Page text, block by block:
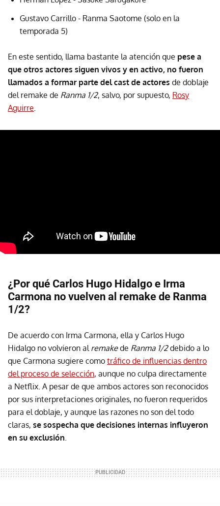
Gustavo Carrillo - Ranma Saotome (solo en la
temporada 5)
En este sentido, llama bastante la atención que pese a
que otros actores siguen vivos y en activo, no fueron
llamados a formar parte del cast de actores de doblaje
del remake de Ranma 1/2, salvo, por supuesto, Rosy
Aguirre.
¿Por qué Carlos Hugo Hidalgo e Irma
Carmona no vuelven al remake de Ranma
1/2?
De acuerdo con Irma Carmona, ella y Carlos Hugo
Hidalgo no volvieron al remakede Ranma 1/2debido a lo
que Carmona sugiere como tráfico de influencias dentro
del proceso de selección, aunque no culpa directamente
a Netflix. A pesar de que ambos actores son reconocidos
por sus interpretaciones originales, no fueron requeridos
para el doblaje, y aunque las razones no son del todo
claras, se sospecha que decisiones internas influyeron
en su exclusión.